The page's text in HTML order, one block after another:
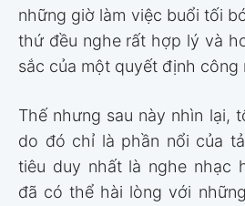
những giờ làm việc buổi tối
thứ đều nghe rất hợp lý và
sắc của một quyết định công
Thế nhưng sau này nhìn lại,
do đó chỉ là phần nổi của
tiêu duy nhất là nghe nhạc
đã có thể hài lòng với